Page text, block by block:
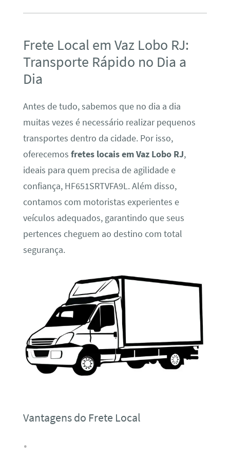
Frete Local em Vaz Lobo RJ:
Transporte Rápido no Dia a
Dia
Antes de tudo, sabemos que no dia a dia
muitas vezes é necessário realizar pequenos
transportes dentro da cidade. Por isso,
oferecemos fretes locais em Vaz Lobo RJ,
ideais para quem precisa de agilidade e
confiança, HF651SRTVFA9L. Além disso,
contamos com motoristas experientes e
veículos adequados, garantindo que seus
pertences cheguem ao destino com total
segurança.
Vantagens do Frete Local